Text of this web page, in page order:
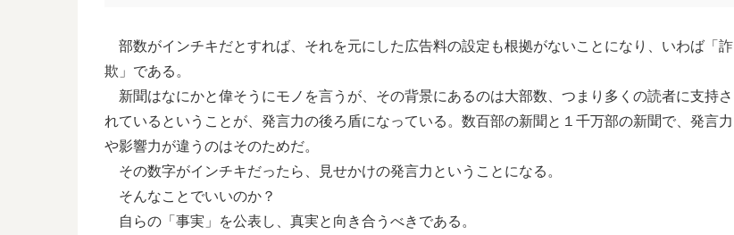
部数がインチキだとすれば、それを元にした広告料の設定も根拠がないことになり、いわば「詐
欺」である。
新聞はなにかと偉そうにモノを言うが、その背景にあるのは大部数、つまり多くの読者に支持さ
れているということが、発言力の後ろ盾になっている。数百部の新聞と１千万部の新聞で、発言力
や影響力が違うのはそのためだ。
その数字がインチキだったら、見せかけの発言力ということになる。
そんなことでいいのか？
自らの「事実」を公表し、真実と向き合うべきである。